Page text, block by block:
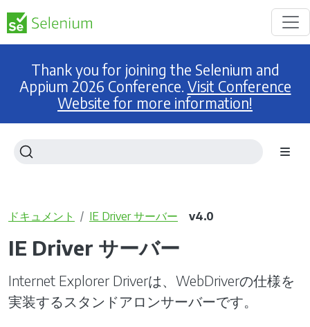
Thank you for joining the Selenium and
Appium 2026 Conference. Visit Conference
Website for more information!
ドキュメント IE Driver サーバー v4.0
IE Driver サーバー
Internet Explorer Driverは、WebDriverの仕様を
実装するスタンドアロンサーバーです。